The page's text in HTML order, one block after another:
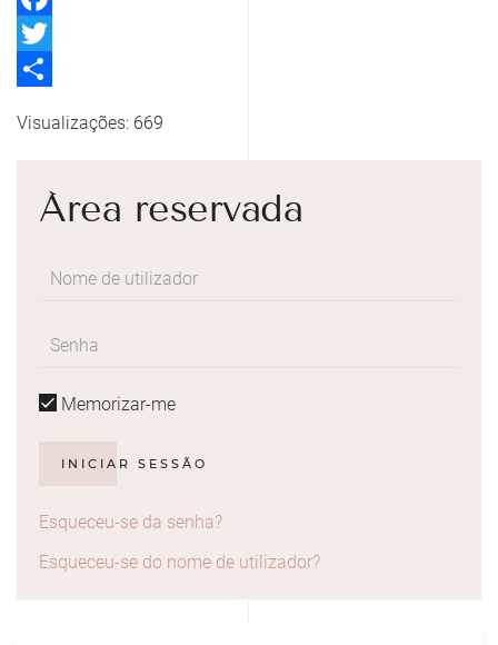
Facebook
Twitter
Visualizações: 669
Área reservada
Memorizar-me
INICIAR SESSÃO
Esqueceu-se da senha?
Esqueceu-se do nome de utilizador?